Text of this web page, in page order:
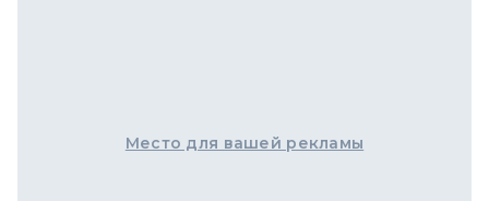
Место для вашей рекламы